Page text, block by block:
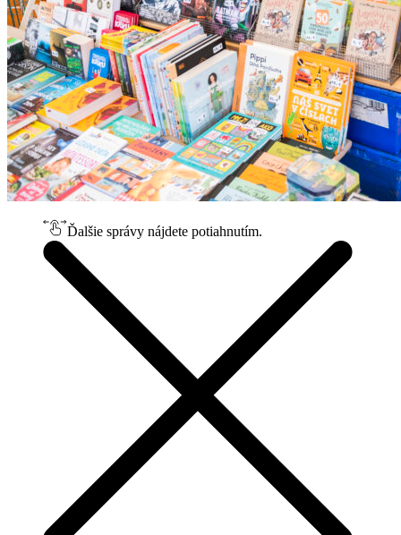
Ďalšie správy nájdete potiahnutím.